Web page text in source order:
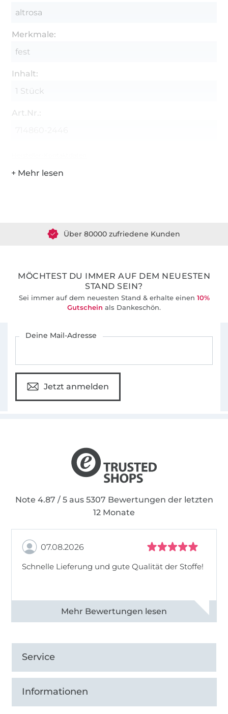
altrosa
Merkmale:
fest
Inhalt:
1 Stück
Art.Nr.:
Über 80000 zufriedene Kunden
MÖCHTEST DU IMMER AUF DEM NEUESTEN
STAND SEIN?
Sei immer auf dem neuesten Stand & erhalte einen 10%
Gutschein als Dankeschön.
Deine Mail-Adresse
Jetzt anmelden
Note 4.87 / 5 aus 5307 Bewertungen der letzten
12 Monate
07.08.2026
Schnelle Lieferung und gute Qualität der Stoffe!
Alle 82968 Bewertungen ansehen
Service
Informationen